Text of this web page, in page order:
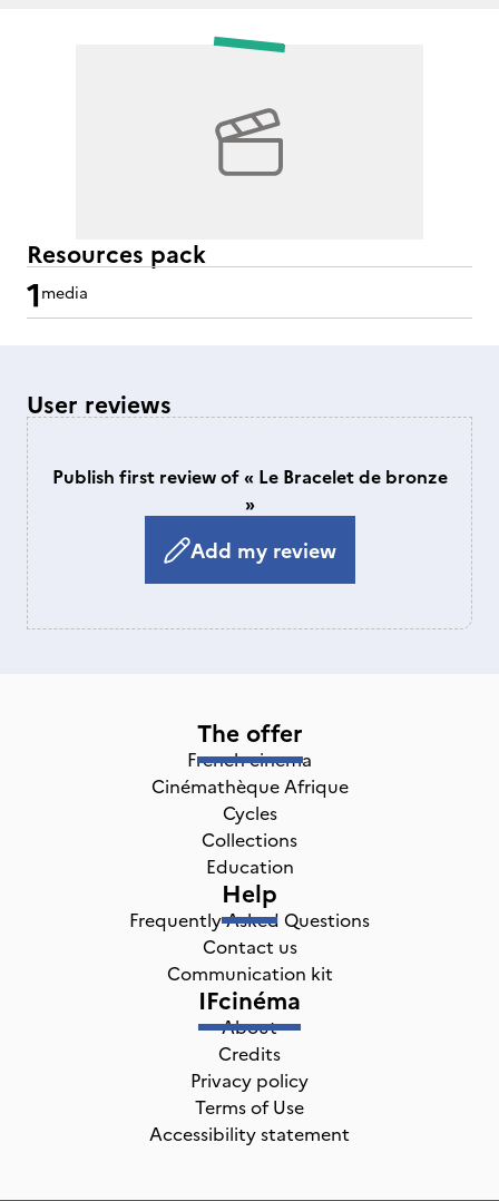
Resources pack
1media
User reviews
Publish first review of « Le Bracelet de bronze
»
Add my review
The offer
French cinema
Cinémathèque Afrique
Cycles
Collections
Education
Help
Frequently Asked Questions
Contact us
Communication kit
IFcinéma
About
Credits
Privacy policy
Terms of Use
Accessibility statement